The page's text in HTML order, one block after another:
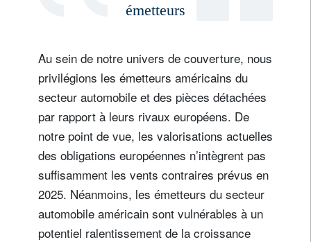
émetteurs
Au sein de notre univers de couverture, nous
privilégions les émetteurs américains du
secteur automobile et des pièces détachées
par rapport à leurs rivaux européens. De
notre point de vue, les valorisations actuelles
des obligations européennes n’intègrent pas
suffisamment les vents contraires prévus en
2025. Néanmoins, les émetteurs du secteur
automobile américain sont vulnérables à un
potentiel ralentissement de la croissance